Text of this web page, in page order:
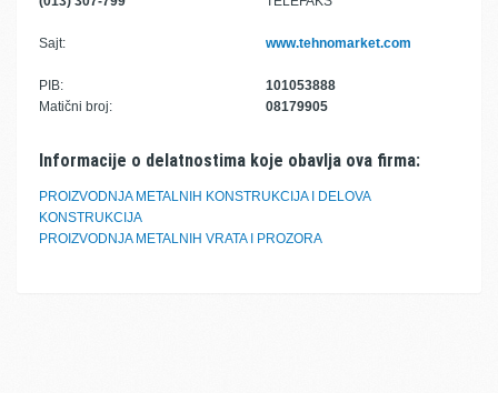
Sajt: www.tehnomarket.com
PIB:
101053888
Matični broj:
08179905
Informacije o delatnostima koje obavlja ova firma:
PROIZVODNJA METALNIH KONSTRUKCIJA I DELOVA
KONSTRUKCIJA
PROIZVODNJA METALNIH VRATA I PROZORA